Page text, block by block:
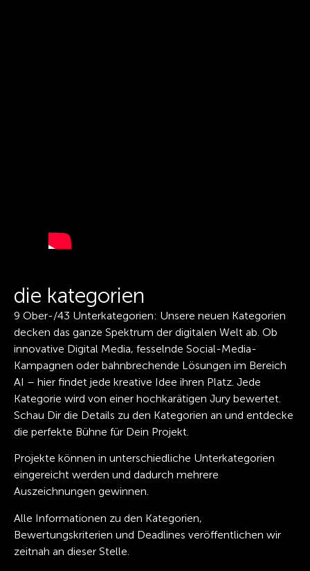
die kategorien
9 Ober-/43 Unterkategorien: Unsere neuen Kategorien
decken das ganze Spektrum der digitalen Welt ab. Ob
innovative Digital Media, fesselnde Social-Media-
Kampagnen oder bahnbrechende Lösungen im Bereich
AI – hier findet jede kreative Idee ihren Platz. Jede
Kategorie wird von einer hochkarätigen Jury bewertet.
Schau Dir die Details zu den Kategorien an und entdecke
die perfekte Bühne für Dein Projekt.
Projekte können in unterschiedliche Unterkategorien
eingereicht werden und dadurch mehrere
Auszeichnungen gewinnen.
Alle Informationen zu den Kategorien,
Bewertungskriterien und Deadlines veröffentlichen wir
zeitnah an dieser Stelle.